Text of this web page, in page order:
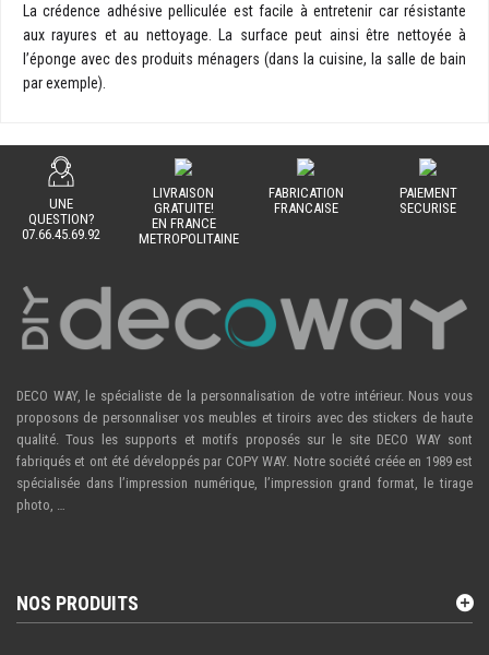
La crédence adhésive pelliculée est facile à entretenir car résistante
aux rayures et au nettoyage.La surface peut ainsi être nettoyée à
l’éponge avec des produits ménagers (dans la cuisine, la salle de bain
par exemple).
UNE
QUESTION?
07.66.45.69.92
LIVRAISON
GRATUITE!
EN FRANCE
METROPOLITAINE
FABRICATION
FRANCAISE
PAIEMENT
SECURISE
DECO WAY, le spécialiste de la personnalisation de votre intérieur. Nous vous
proposons de personnaliser vos meubles et tiroirs avec des stickers de haute
qualité. Tous les supports et motifs proposés sur le site DECO WAY sont
fabriqués et ont été développés par COPY WAY. Notre société créée en 1989 est
spécialisée dans l’impression numérique, l’impression grand format, le tirage
photo, …
NOS PRODUITS